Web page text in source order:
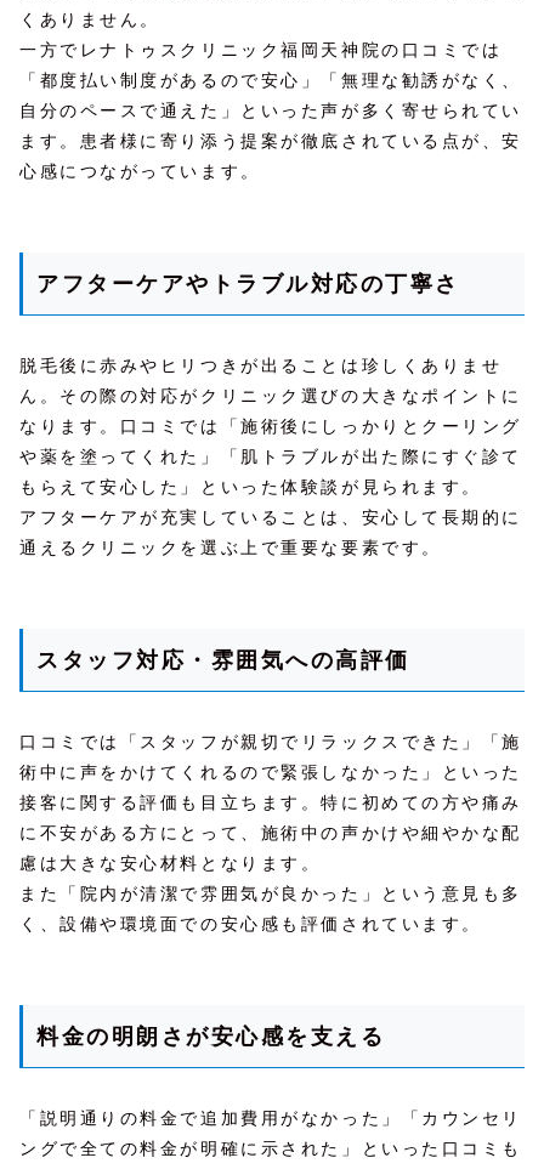
くありません。
一方でレナトゥスクリニック福岡天神院の口コミでは
「都度払い制度があるので安心」「無理な勧誘がなく、
自分のペースで通えた」といった声が多く寄せられてい
ます。患者様に寄り添う提案が徹底されている点が、安
心感につながっています。
アフターケアやトラブル対応の丁寧さ
脱毛後に赤みやヒリつきが出ることは珍しくありませ
ん。その際の対応がクリニック選びの大きなポイントに
なります。口コミでは「施術後にしっかりとクーリング
や薬を塗ってくれた」「肌トラブルが出た際にすぐ診て
もらえて安心した」といった体験談が見られます。
アフターケアが充実していることは、安心して長期的に
通えるクリニックを選ぶ上で重要な要素です。
スタッフ対応・雰囲気への高評価
口コミでは「スタッフが親切でリラックスできた」「施
術中に声をかけてくれるので緊張しなかった」といった
接客に関する評価も目立ちます。特に初めての方や痛み
に不安がある方にとって、施術中の声かけや細やかな配
慮は大きな安心材料となります。
また「院内が清潔で雰囲気が良かった」という意見も多
く、設備や環境面での安心感も評価されています。
料金の明朗さが安心感を支える
「説明通りの料金で追加費用がなかった」「カウンセリ
ングで全ての料金が明確に示された」といった口コミも